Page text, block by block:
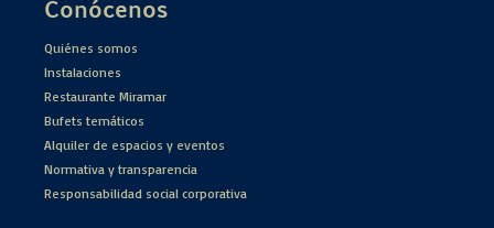
Conócenos
Quiénes somos
Instalaciones
Restaurante Miramar
Bufets temáticos
Alquiler de espacios y eventos
Normativa y transparencia
Responsabilidad social corporativa